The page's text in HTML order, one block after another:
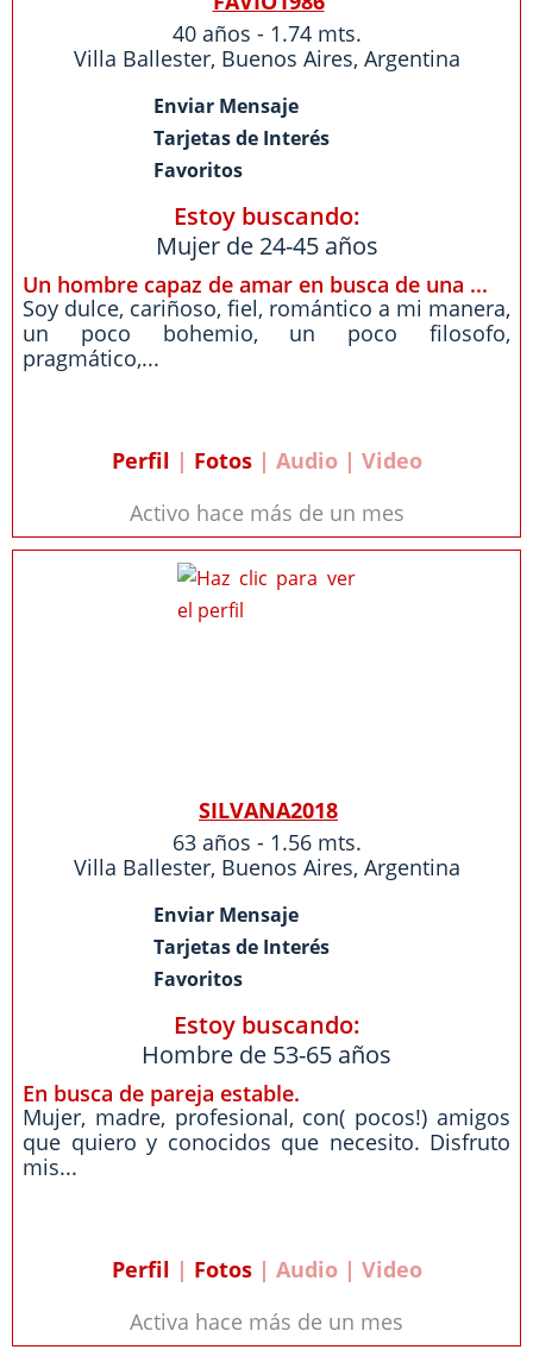
40 años - 1.74 mts.
Villa Ballester, Buenos Aires, Argentina
Enviar Mensaje
Tarjetas de Interés
Favoritos
Estoy buscando:
Mujer de 24-45 años
Un hombre capaz de amar en busca de una ...
Soy dulce, cariñoso, fiel, romántico a mi manera,
un poco bohemio, un poco filosofo,
pragmático,...
Perfil | Fotos| Audio | Video
Activo hace más de un mes
SILVANA2018
63 años - 1.56 mts.
Villa Ballester, Buenos Aires, Argentina
Enviar Mensaje
Tarjetas de Interés
Favoritos
Estoy buscando:
Hombre de 53-65 años
En busca de pareja estable.
Mujer, madre, profesional, con( pocos!) amigos
que quiero y conocidos que necesito. Disfruto
mis...
Perfil | Fotos| Audio | Video
Activa hace más de un mes